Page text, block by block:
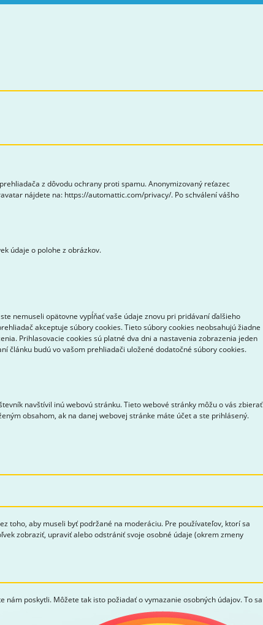
z dôvodu ochrany proti spamu. Anonymizovaný reťazec
nájdete na: https://automattic.com/privacy/. Po schválení vášho
údaje o polohe z obrázkov.
nemuseli opätovne vypĺňať vaše údaje znovu pri pridávaní ďalšieho
akceptuje súbory cookies. Tieto súbory cookies neobsahujú žiadne
Prihlasovacie cookies sú platné dva dni a nastavenia zobrazenia jeden
článku budú vo vašom prehliadači uložené dodatočné súbory cookies.
navštívil inú webovú stránku. Tieto webové stránky môžu o vás zbierať
obsahom, ak na danej webovej stránke máte účet a ste prihlásený.
toho, aby museli byť podržané na moderáciu. Pre používateľov, ktorí sa
zobraziť, upraviť alebo odstrániť svoje osobné údaje (okrem zmeny
poskytli. Môžete tak isto požiadať o vymazanie osobných údajov. To sa